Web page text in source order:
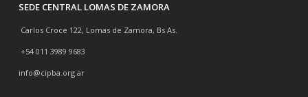
SEDE CENTRAL LOMAS DE ZAMORA
Carlos Croce 122, Lomas de Zamora, Bs As.
+54 011 3989 9683
info@cipba.org.ar